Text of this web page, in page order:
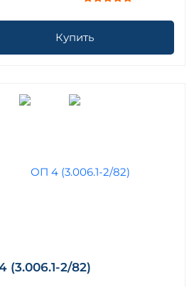
Купить
(3.006.1-2/82)